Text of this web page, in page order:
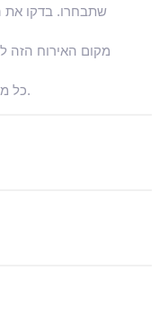
שתבחרו. בדקו את
מקום האירוח הזה
כל מיטות התינוק ניתנות בכפוף לזמינות.